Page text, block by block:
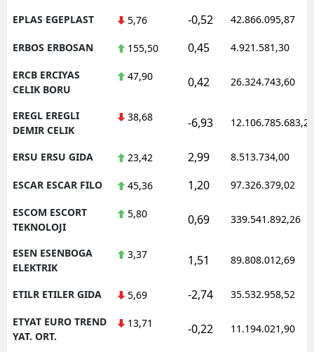
EPLAS EGEPLAST 5,76 -0,52 42.866.095,87
ERBOS ERBOSAN 155,50 0,45 4.921.581,30
ERCB ERCIYAS
CELIK BORU
47,90 0,42 26.324.743,60
EREGL EREGLI
DEMIR CELIK
38,68 -6,93 12.106.785.683,20
ERSU ERSU GIDA 23,42 2,99 8.513.734,00
ESCAR ESCAR FILO 45,36 1,20 97.326.379,02
ESCOM ESCORT
TEKNOLOJI
5,80 0,69 339.541.892,26
ESEN ESENBOGA
ELEKTRIK
3,37 1,51 89.808.012,69
ETILR ETILER GIDA 5,69 -2,74 35.532.958,52
ETYAT EURO TREND
YAT. ORT.
13,71 -0,22 11.194.021,90